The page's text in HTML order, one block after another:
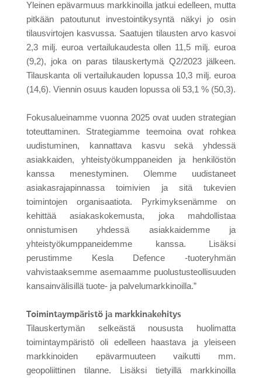
Yleinen epävarmuus markkinoilla jatkui edelleen, mutta
pitkään patoutunut investointikysyntä näkyi jo osin
tilausvirtojen kasvussa. Saatujen tilausten arvo kasvoi
2,3 milj. euroa vertailukaudesta ollen 11,5 milj. euroa
(9,2), joka on paras tilauskertymä Q2/2023 jälkeen.
Tilauskanta oli vertailukauden lopussa 10,3 milj. euroa
(14,6). Viennin osuus kauden lopussa oli 53,1 % (50,3).
Fokusalueinamme vuonna 2025 ovat uuden strategian
toteuttaminen. Strategiamme teemoina ovat rohkea
uudistuminen, kannattava kasvu sekä yhdessä
asiakkaiden, yhteistyökumppaneiden ja henkilöstön
kanssa menestyminen. Olemme uudistaneet
asiakasrajapinnassa toimivien ja sitä tukevien
toimintojen organisaatiota. Pyrkimyksenämme on
kehittää asiakaskokemusta, joka mahdollistaa
onnistumisen yhdessä asiakkaidemme ja
yhteistyökumppaneidemme kanssa. Lisäksi
perustimme Kesla Defence -tuoteryhmän
vahvistaaksemme asemaamme puolustusteollisuuden
kansainvälisillä tuote- ja palvelumarkkinoilla.”
Toimintaympäristö ja markkinakehitys
Tilauskertymän selkeästä noususta huolimatta
toimintaympäristö oli edelleen haastava ja yleiseen
markkinoiden epävarmuuteen vaikutti mm.
geopoliittinen tilanne. Lisäksi tietyillä markkinoilla